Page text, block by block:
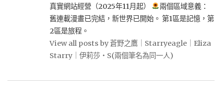
真實網站經營（2025年11月起）
兩個區域意義：
舊連載漫畫已完結，新世界已開始。 第1區是記憶，第
2區是旅程。
View all posts by 蒼野之鷹｜Starryeagle｜Eliza
Starry｜伊莉莎・S(兩個筆名為同一人)